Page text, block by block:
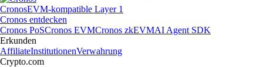
CronosEVM-kompatible Layer 1
Cronos entdecken
Cronos PoSCronos EVMCronos zkEVMAI Agent SDK
Erkunden
AffiliateInstitutionenVerwahrung
Crypto.com